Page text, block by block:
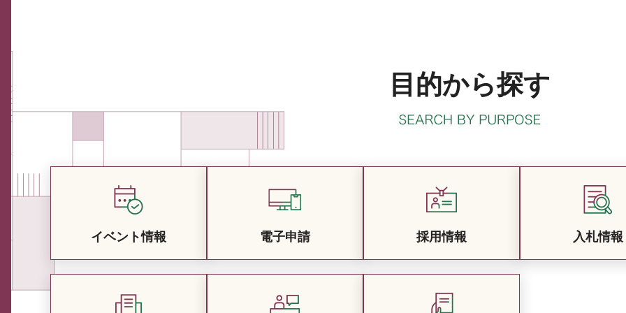
目的から探す
イベント情報 電子申請 採用情報 入札情報